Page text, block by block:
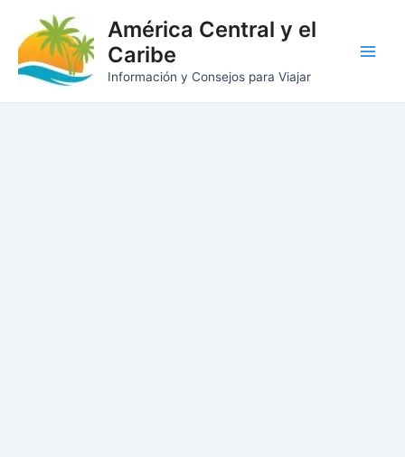
contenido
América Central y el
Caribe
Información y Consejos para Viajar